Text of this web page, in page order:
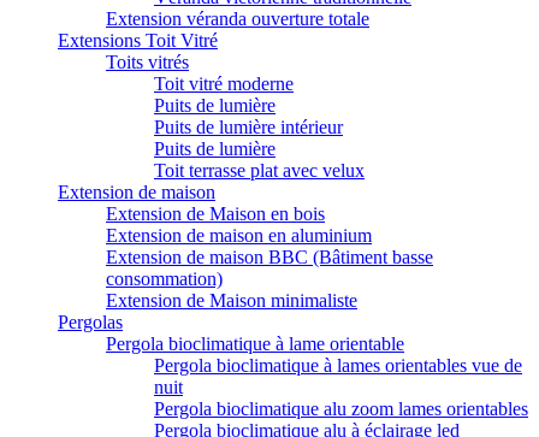
Extension véranda ouverture totale
Extensions Toit Vitré
Toits vitrés
Toit vitré moderne
Puits de lumière
Puits de lumière intérieur
Puits de lumière
Toit terrasse plat avec velux
Extension de maison
Extension de Maison en bois
Extension de maison en aluminium
Extension de maison BBC (Bâtiment basse
consommation)
Extension de Maison minimaliste
Pergolas
Pergola bioclimatique à lame orientable
Pergola bioclimatique à lames orientables vue de
nuit
Pergola bioclimatique alu zoom lames orientables
Pergola bioclimatique alu à éclairage led